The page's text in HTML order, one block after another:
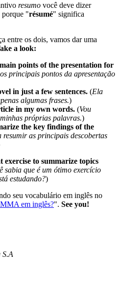
resumo você deve dizer
porque "résumé" significa
entre os dois, vamos dar uma
a look:
points of the presentation for
principais pontos da apresentação
in just a few sentences. (Ela
algumas frases.)
in my own words. (Vou
próprias palavras.)
the key findings of the
resumir as principais descobertas
to summarize topics
sabia que é um ótimo exercício
estudando?)
seu vocabulário em inglês no
em inglês?". See you!
S.A